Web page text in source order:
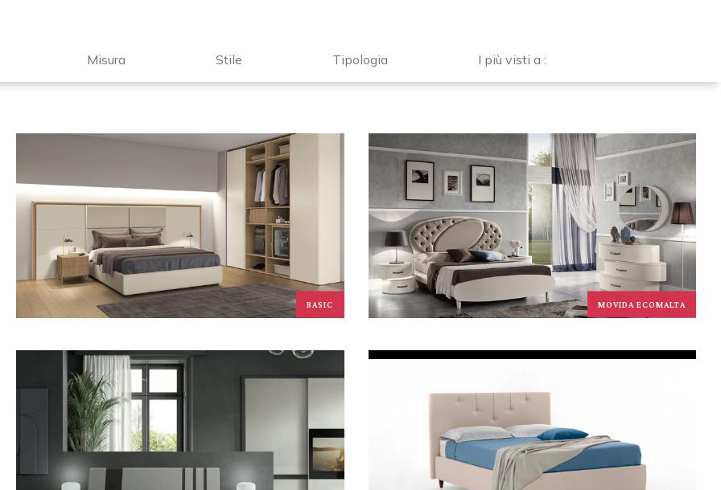
Misura Stile Tipologia I più visti a :
BASIC MOVIDA ECOMALTA